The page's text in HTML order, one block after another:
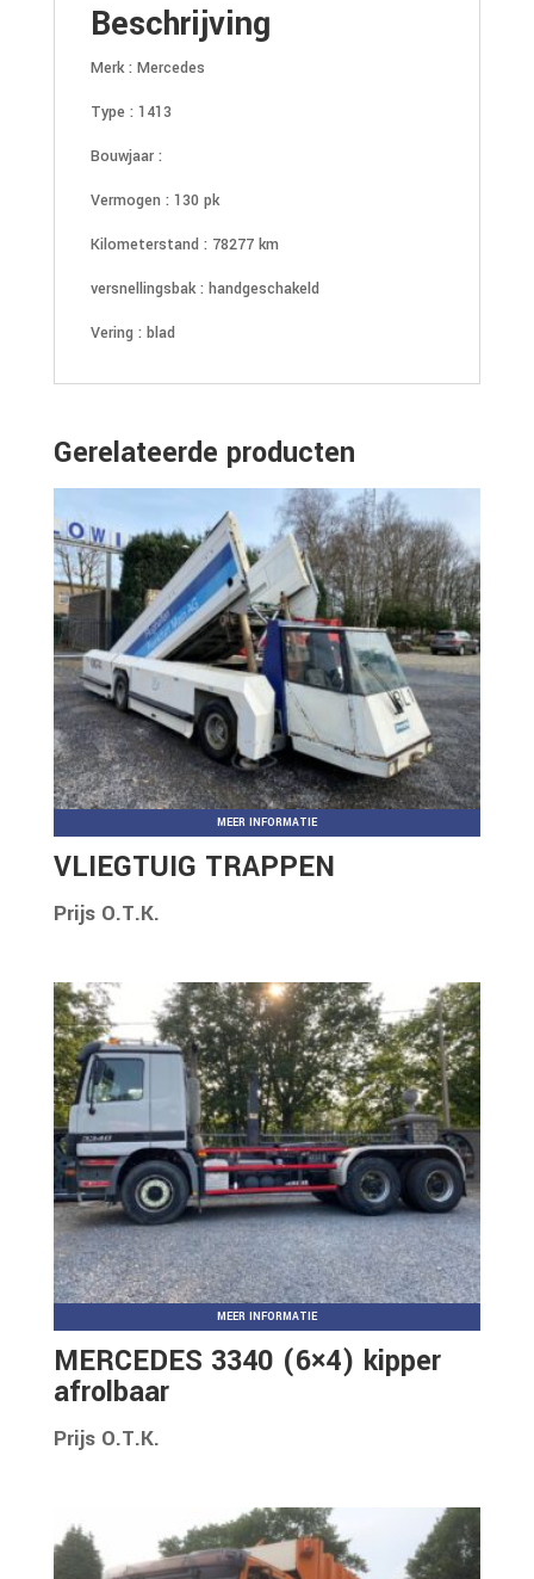
Beschrijving
Merk : Mercedes
Type : 1413
Bouwjaar :
Vermogen : 130 pk
Kilometerstand : 78277 km
versnellingsbak : handgeschakeld
Vering : blad
Gerelateerde producten
MEER INFORMATIE
VLIEGTUIG TRAPPEN
Prijs O.T.K.
MEER INFORMATIE
MERCEDES 3340 (6×4) kipper
afrolbaar
Prijs O.T.K.